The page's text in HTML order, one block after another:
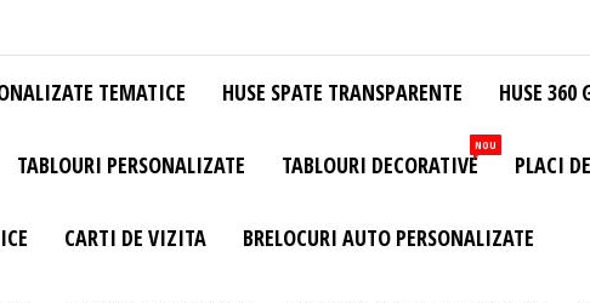
TEMATICE HUSE SPATE TRANSPARENTE HUSE 360
TABLOURI PERSONALIZATE TABLOURI DECORATIVE
NOU
PLACI
CARTI DE VIZITA BRELOCURI AUTO PERSONALIZATE